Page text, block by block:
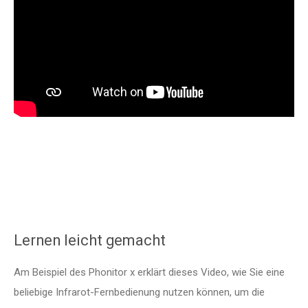
Lernen leicht gemacht
Am Beispiel des Phonitor x erklärt dieses Video, wie Sie eine
beliebige Infrarot-Fernbedienung nutzen können, um die